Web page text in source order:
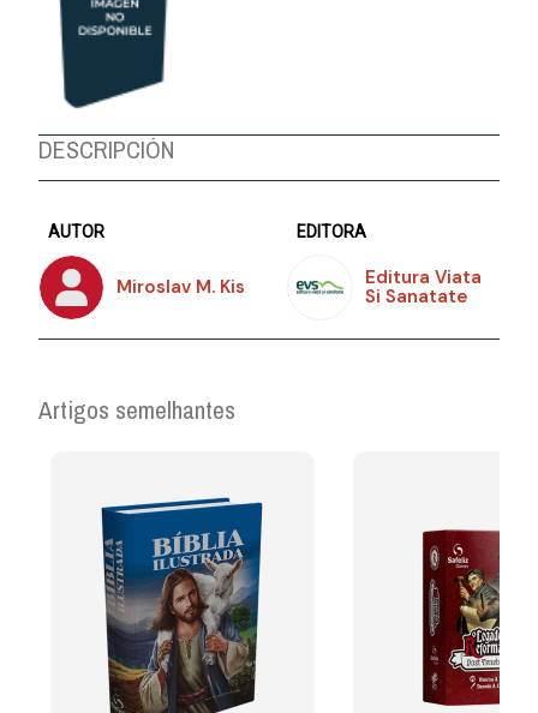
DESCRIPCIÓN
AUTOR
Miroslav M. Kis
EDITORA
Editura Viata
Si Sanatate
Artigos semelhantes